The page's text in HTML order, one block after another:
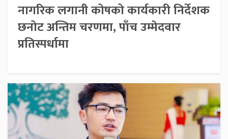
नागरिक लगानी कोषको कार्यकारी निर्देशक
छनोट अन्तिम चरणमा, पाँच उम्मेदवार
प्रतिस्पर्धामा